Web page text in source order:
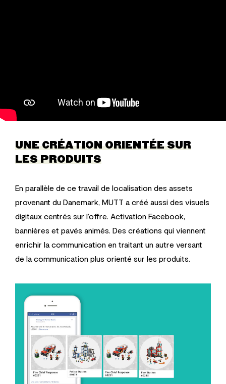
UNE CRÉATION ORIENTÉE SUR
LES PRODUITS
En parallèle de ce travail de localisation des assets
provenant du Danemark, MUTT a créé aussi des visuels
digitaux centrés sur l’offre. Activation Facebook,
bannières et pavés animés. Des créations qui viennent
enrichir la communication en traitant un autre versant
de la communication plus orienté sur les produits.